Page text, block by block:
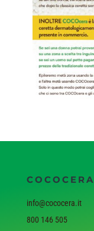
COCOCERA
info@cococera.it
800 146 505